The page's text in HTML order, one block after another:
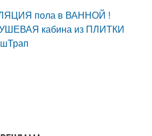
пола в ВАННОЙ !
кабина из ПЛИТКИ